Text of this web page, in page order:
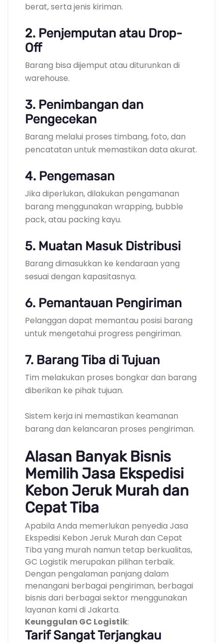
berat, serta jenis kiriman.
2. Penjemputan atau Drop-
Off
Barang bisa dijemput atau diturunkan di
warehouse.
3. Penimbangan dan
Pengecekan
Barang melalui proses timbang, foto, dan
pencatatan untuk memastikan data akurat.
4. Pengemasan
Jika diperlukan, dilakukan pengamanan
barang menggunakan wrapping, bubble
pack, atau packing kayu.
5. Muatan Masuk Distribusi
Barang dimasukkan ke kendaraan yang
sesuai dengan kapasitasnya.
6. Pemantauan Pengiriman
Pelanggan dapat memantau posisi barang
untuk mengetahui progress pengiriman.
7. Barang Tiba di Tujuan
Tim melakukan proses bongkar dan barang
diberikan ke pihak tujuan.
Sistem kerja ini memastikan keamanan
barang dan kelancaran proses pengiriman.
Alasan Banyak Bisnis
Memilih Jasa Ekspedisi
Kebon Jeruk Murah dan
Cepat Tiba
Apabila Anda memerlukan penyedia Jasa
Ekspedisi Kebon Jeruk Murah dan Cepat
Tiba yang murah namun tetap berkualitas,
GC Logistik merupakan pilihan terbaik.
Dengan pengalaman panjang dalam
menangani berbagai pengiriman, berbagai
bisnis dari berbagai sektor menggunakan
layanan kami di Jakarta.
Keunggulan GC Logistik:
Tarif Sangat Terjangkau